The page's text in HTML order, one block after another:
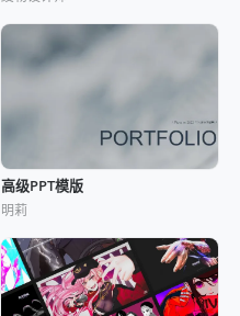
高级PPT模版
明莉